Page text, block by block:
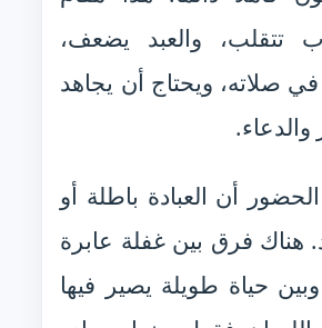
تتقلب، والعبد يضعف،
صلاته، ويحتاج أن يجاهد
أن العبادة باطلة أو
هناك فرق بين غفلة عابرة
وبين حياة طويلة يصير فيها